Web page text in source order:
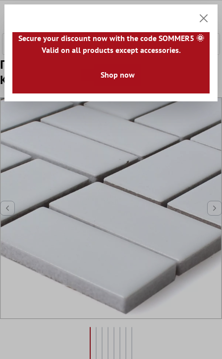
Πρότυπο από Ψηφιδωτά Πλακάκια
Kεραμικά Cristianos Ασπρο Παγωμένος
Secure your discount now with the code SOMMER5 🌞
Valid on all products except accessories.
Shop now